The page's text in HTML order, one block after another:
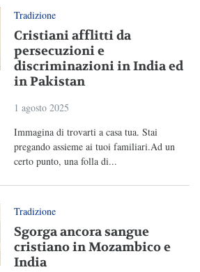
Tradizione
Cristiani afflitti da
persecuzioni e
discriminazioni in India ed
in Pakistan
1 agosto 2025
Immagina di trovarti a casa tua. Stai
pregando assieme ai tuoi familiari.Ad un
certo punto, una folla di...
Tradizione
Sgorga ancora sangue
cristiano in Mozambico e
India